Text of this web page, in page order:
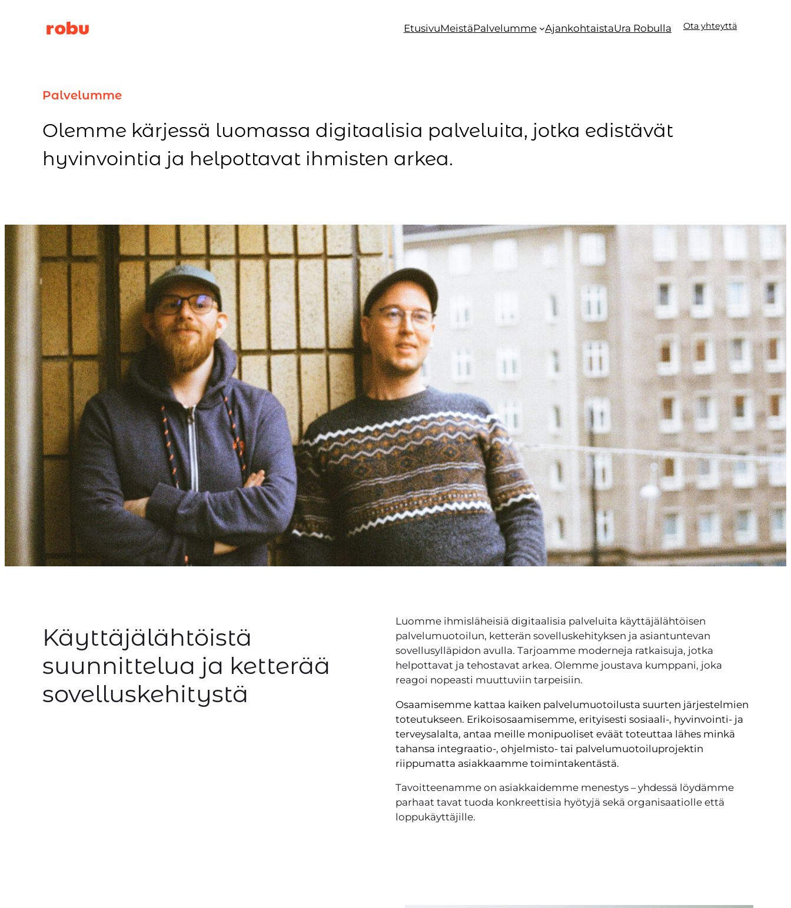
sisältöön
EtusivuMeistäPalvelumme AjankohtaistaUra Robulla Ota yhteyttä
Palvelumme
Olemme kärjessä luomassa digitaalisia palveluita, jotka edistävät
hyvinvointia ja helpottavat ihmisten arkea.
Käyttäjälähtöistä
suunnittelua ja ketterää
sovelluskehitystä
Luomme ihmisläheisiä digitaalisia palveluita käyttäjälähtöisen
palvelumuotoilun, ketterän sovelluskehityksen ja asiantuntevan
sovellusylläpidon avulla. Tarjoamme moderneja ratkaisuja, jotka
helpottavat ja tehostavat arkea. Olemme joustava kumppani, joka
reagoi nopeasti muuttuviin tarpeisiin.
Osaamisemme kattaa kaiken palvelumuotoilusta suurten järjestelmien
toteutukseen. Erikoisosaamisemme, erityisesti sosiaali-, hyvinvointi- ja
terveysalalta, antaa meille monipuoliset eväät toteuttaa lähes minkä
tahansa integraatio-, ohjelmisto- tai palvelumuotoiluprojektin
riippumatta asiakkaamme toimintakentästä.
Tavoitteenamme on asiakkaidemme menestys – yhdessä löydämme
parhaat tavat tuoda konkreettisia hyötyjä sekä organisaatiolle että
loppukäyttäjille.